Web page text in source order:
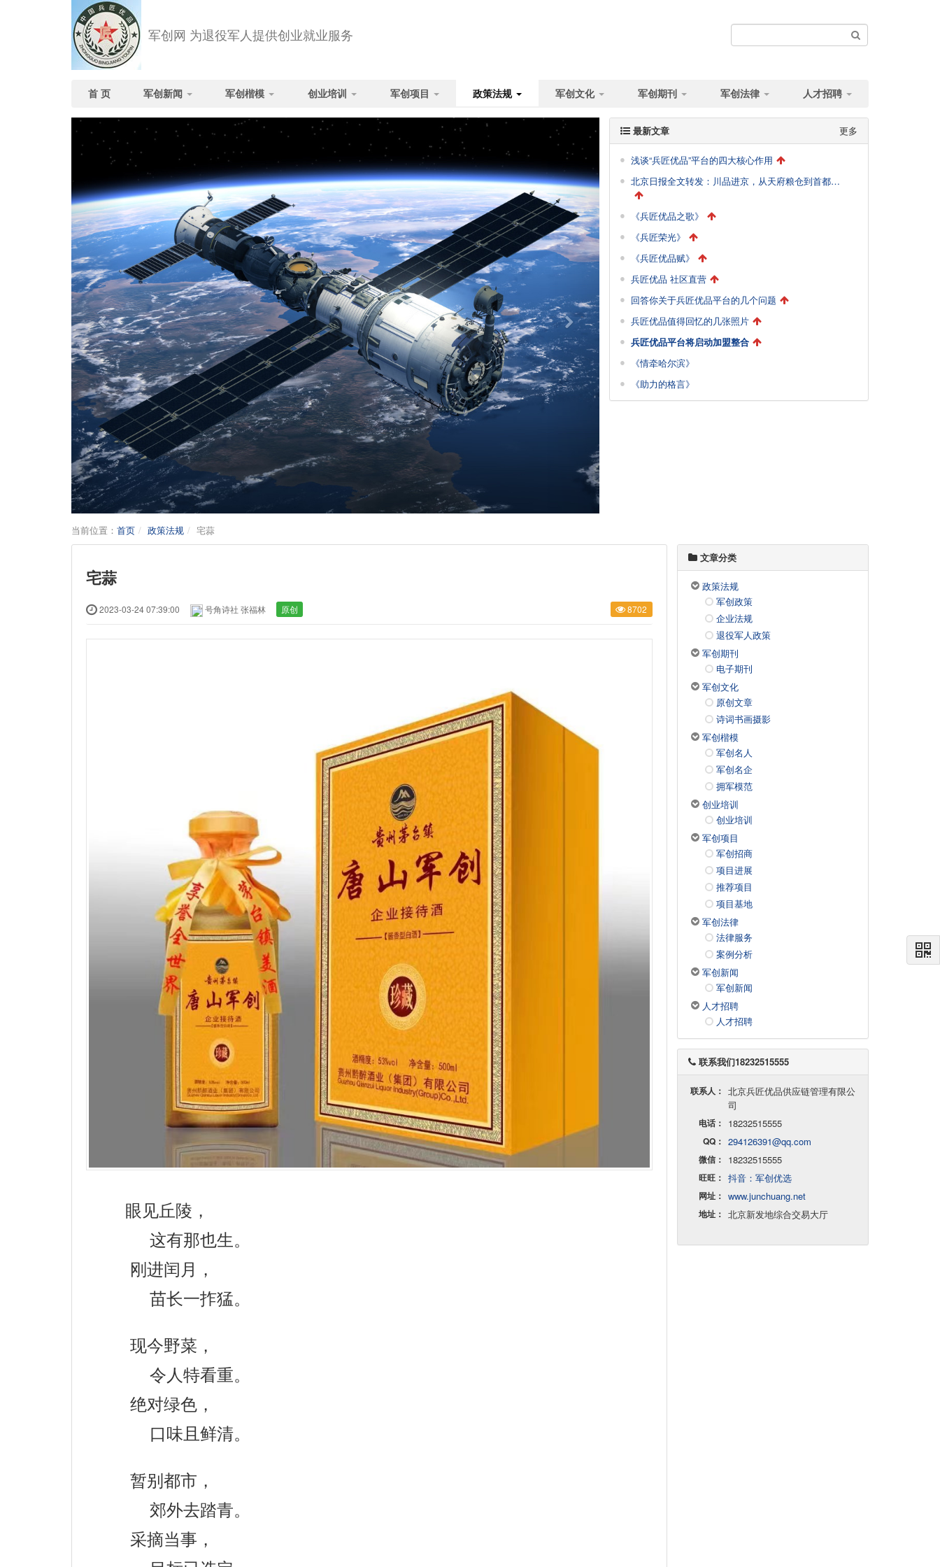
军创网 为退役军人提供创业就业服务
首 页 军创新闻 军创楷模 创业培训 军创项目 政策法规 军创文化 军创期刊 军创法律 人才招聘
最新文章 更多
浅谈“兵匠优品”平台的四大核心作用
北京日报全文转发：川品进京，从天府粮仓到首都餐桌的破局与突围
《兵匠优品之歌》
《兵匠荣光》
《兵匠优品赋》
兵匠优品 社区直营
回答你关于兵匠优品平台的几个问题
兵匠优品值得回忆的几张照片
兵匠优品平台将启动加盟整合
《情牵哈尔滨》
《助力的格言》
当前位置： 首页 政策法规 宅蒜
宅蒜
2023-03-24 07:39:00 号角诗社 张福林 原创 8702
眼见丘陵，
这有那也生。
刚进闰月，
苗长一拃猛。
现今野菜，
令人特看重。
绝对绿色，
口味且鲜清。
暂别都市，
郊外去踏青。
采摘当事，
文章分类
政策法规
军创政策
企业法规
退役军人政策
军创期刊
电子期刊
军创文化
原创文章
诗词书画摄影
军创楷模
军创名人
军创名企
拥军模范
创业培训
创业培训
军创项目
军创招商
项目进展
推荐项目
项目基地
军创法律
法律服务
案例分析
军创新闻
军创新闻
人才招聘
人才招聘
联系我们18232515555
联系人： 北京兵匠优品供应链管理有限公
司
电话： 18232515555
QQ： 294126391@qq.com
微信： 18232515555
旺旺： 抖音：军创优选
网址： www.junchuang.net
地址： 北京新发地综合交易大厅